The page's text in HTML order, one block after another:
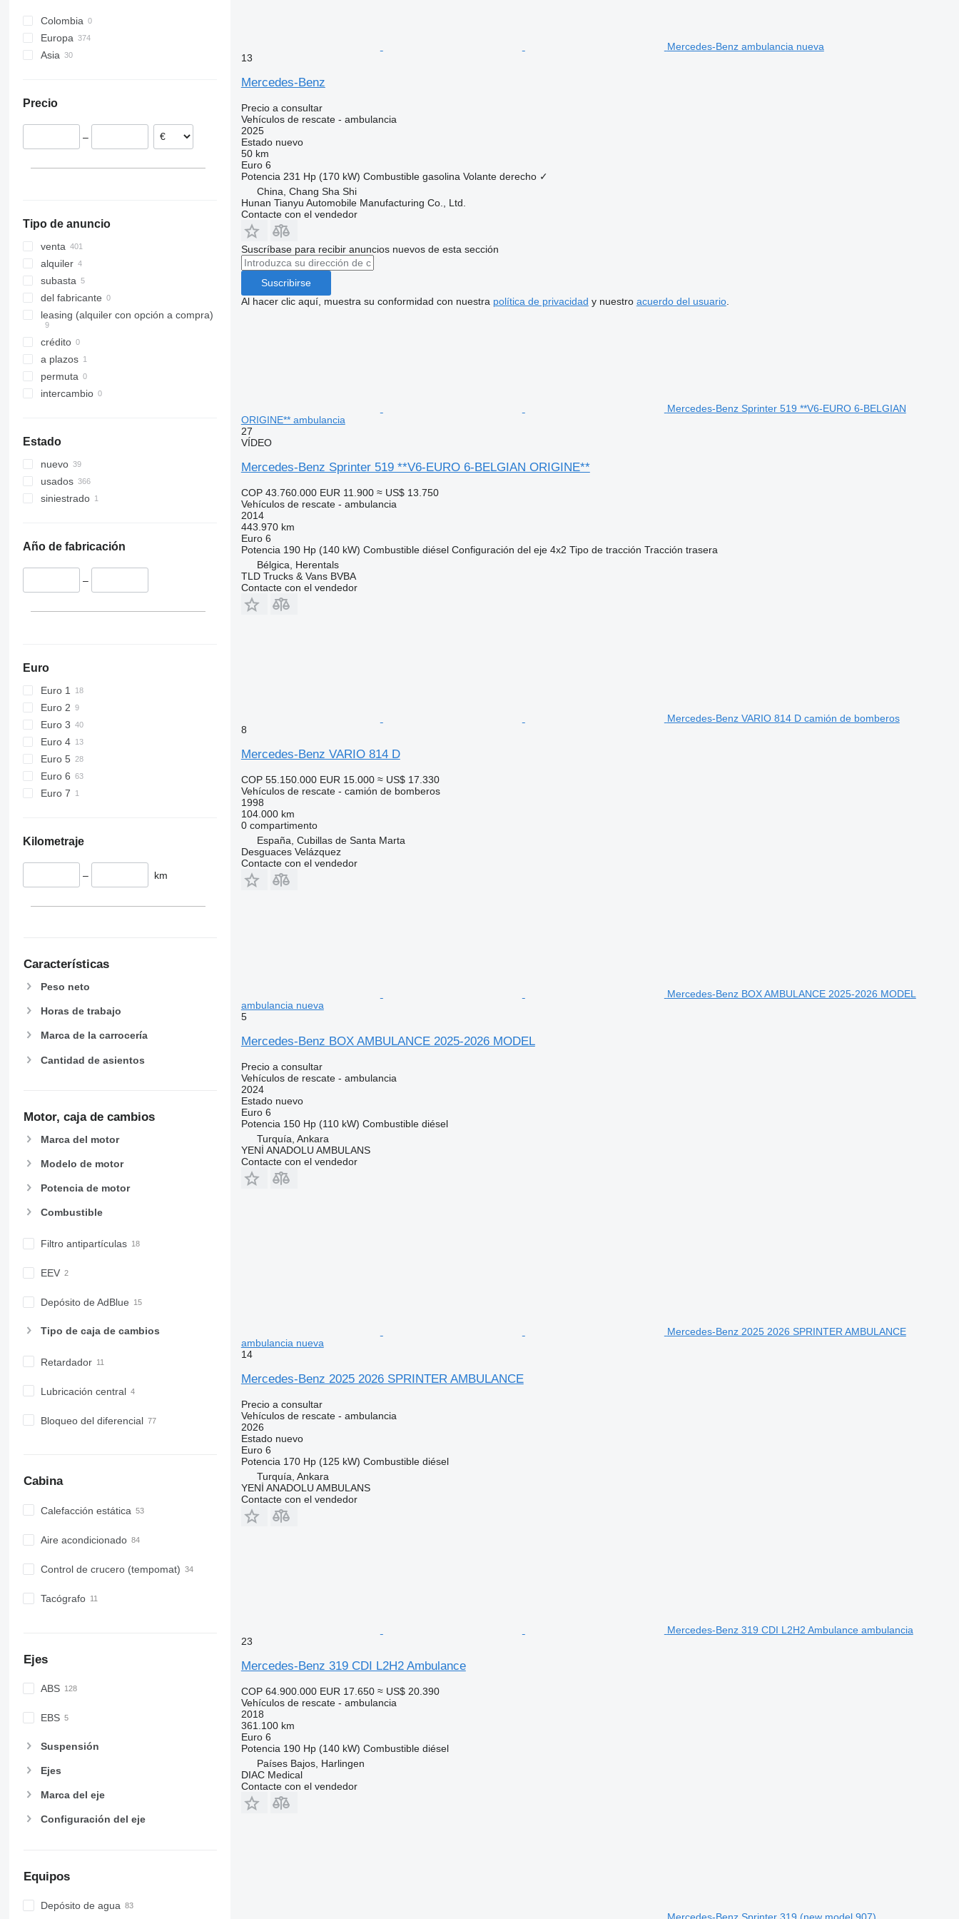
Atego 1328
Atego 1330
Atego 1528
Sprinter 314
Sprinter 315
Sprinter 316
Sprinter 413
Sprinter 416
Unimog U1300
Unimog U5000
Vario 814
Vito
Vito 116
Premium
T-series
Trafic
Colombia
Europa
Bélgica
Rumanía
Asia
Precio
–
Tipo de anuncio
venta
alquiler
subasta
del fabricante
leasing (alquiler con opción a compra)
crédito
a plazos
permuta
intercambio
Estado
nuevo
usados
siniestrado
Año de fabricación
–
Euro
Euro 1
Euro 2
Euro 3
Euro 4
Euro 5
Euro 6
Euro 7
Kilometraje
– km
Características
Peso neto
Horas de trabajo
Marca de la carrocería
Cantidad de asientos
Motor, caja de cambios
Marca del motor
Modelo de motor
Potencia de motor
Combustible
Filtro antipartículas
EEV
Depósito de AdBlue
Tipo de caja de cambios
Retardador
Lubricación central
Bloqueo del diferencial
Cabina
Calefacción estática
Aire acondicionado
Control de crucero (tempomat)
Tacógrafo
Ejes
ABS
EBS
Suspensión
Ejes
Marca del eje
Configuración del eje
Equipos
Depósito de agua
Mercedes-Benz ambulancia nueva
13
Mercedes-Benz
Precio a consultar
Vehículos de rescate - ambulancia
2025
Estadonuevo
50 km
Euro 6
Potencia 231 Hp (170 kW) Combustible gasolina Volante derecho ✓
China, Chang Sha Shi
Hunan Tianyu Automobile Manufacturing Co., Ltd.
Contacte con el vendedor
Suscríbase para recibir anuncios nuevos de esta sección
Suscribirse
Al hacer clic aquí, muestra su conformidad con nuestra política de privacidad y nuestro acuerdo del usuario.
Mercedes-Benz Sprinter 519 **V6-EURO 6-BELGIAN
ORIGINE** ambulancia
27
VÍDEO
Mercedes-Benz Sprinter 519 **V6-EURO 6-BELGIAN ORIGINE**
COP 43.760.000 EUR 11.900 ≈ US$ 13.750
Vehículos de rescate - ambulancia
2014
443.970 km
Euro 6
Potencia 190 Hp (140 kW) Combustible diésel Configuración del eje 4x2 Tipo de tracción Tracción trasera
Bélgica, Herentals
TLD Trucks & Vans BVBA
Contacte con el vendedor
Mercedes-Benz VARIO 814 D camión de bomberos
8
Mercedes-Benz VARIO 814 D
COP 55.150.000 EUR 15.000 ≈ US$ 17.330
Vehículos de rescate - camión de bomberos
1998
104.000 km
0 compartimento
España, Cubillas de Santa Marta
Desguaces Velázquez
Contacte con el vendedor
Mercedes-Benz BOX AMBULANCE 2025-2026 MODEL
ambulancia nueva
5
Mercedes-Benz BOX AMBULANCE 2025-2026 MODEL
Precio a consultar
Vehículos de rescate - ambulancia
2024
Estadonuevo
Euro 6
Potencia 150 Hp (110 kW) Combustible diésel
Turquía, Ankara
YENİ ANADOLU AMBULANS
Contacte con el vendedor
Mercedes-Benz 2025 2026 SPRINTER AMBULANCE
ambulancia nueva
14
Mercedes-Benz 2025 2026 SPRINTER AMBULANCE
Precio a consultar
Vehículos de rescate - ambulancia
2026
Estadonuevo
Euro 6
Potencia 170 Hp (125 kW) Combustible diésel
Turquía, Ankara
YENİ ANADOLU AMBULANS
Contacte con el vendedor
Mercedes-Benz 319 CDI L2H2 Ambulance ambulancia
23
Mercedes-Benz 319 CDI L2H2 Ambulance
COP 64.900.000 EUR 17.650 ≈ US$ 20.390
Vehículos de rescate - ambulancia
2018
361.100 km
Euro 6
Potencia 190 Hp (140 kW) Combustible diésel
Países Bajos, Harlingen
DIAC Medical
Contacte con el vendedor
Mercedes-Benz Sprinter 319 (new model 907)